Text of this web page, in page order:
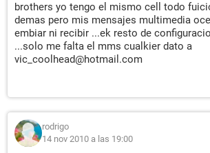
brothers yo tengo el mismo cell todo
demas pero mis mensajes multimedia
embiar ni recibir ...ek resto de
...solo me falta el mms cualkier dato a
vic_coolhead@hotmail.com
rodrigo
14 nov 2010 a las 19:00